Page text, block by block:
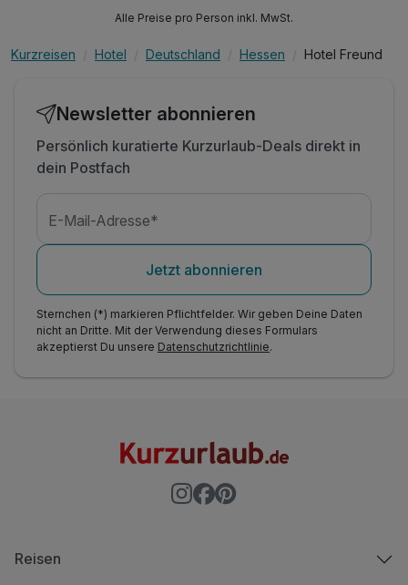
Alle Preise pro Person inkl. MwSt.
Kurzreisen Hotel Deutschland Hessen Hotel Freund
Newsletter abonnieren
Persönlich kuratierte Kurzurlaub-Deals direkt in
dein Postfach
E-Mail-Adresse*
Jetzt abonnieren
Sternchen (*) markieren Pflichtfelder. Wir geben Deine Daten
nicht an Dritte. Mit der Verwendung dieses Formulars
akzeptierst Du unsere Datenschutzrichtlinie.
Reisen